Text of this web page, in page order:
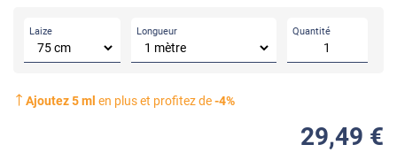
Laize Longueur Quantité
Ajoutez5ml en plus et profitez de-4%
29,49 €